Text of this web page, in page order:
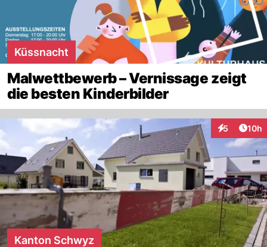
Küssnacht
Malwettbewerb – Vernissage zeigt
die besten Kinderbilder
5
Interaktionen
10h
Kanton Schwyz